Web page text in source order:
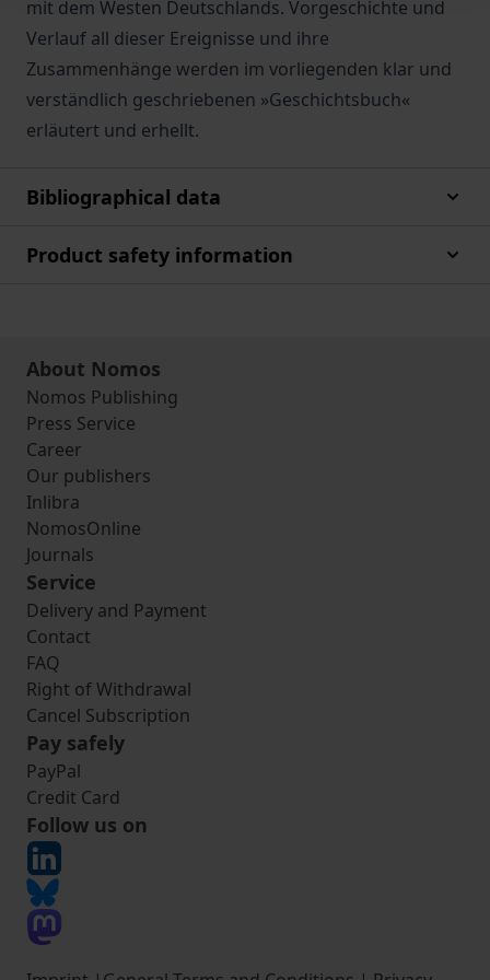
mit dem Westen Deutschlands. Vorgeschichte und
Verlauf all dieser Ereignisse und ihre
Zusammenhänge werden im vorliegenden klar und
verständlich geschriebenen »Geschichtsbuch«
erläutert und erhellt.
Bibliographical data
Product safety information
About Nomos
Nomos Publishing
Press Service
Career
Our publishers
Inlibra
NomosOnline
Journals
Service
Delivery and Payment
Contact
FAQ
Right of Withdrawal
Cancel Subscription
Pay safely
PayPal
Credit Card
Follow us on